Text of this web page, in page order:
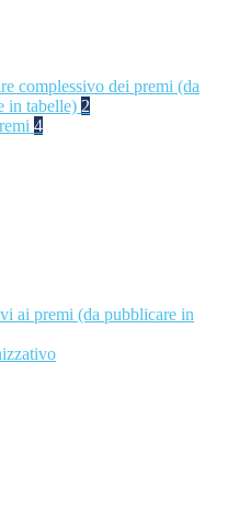
complessivo dei premi (da
in tabelle) 2
4
ai premi (da pubblicare in